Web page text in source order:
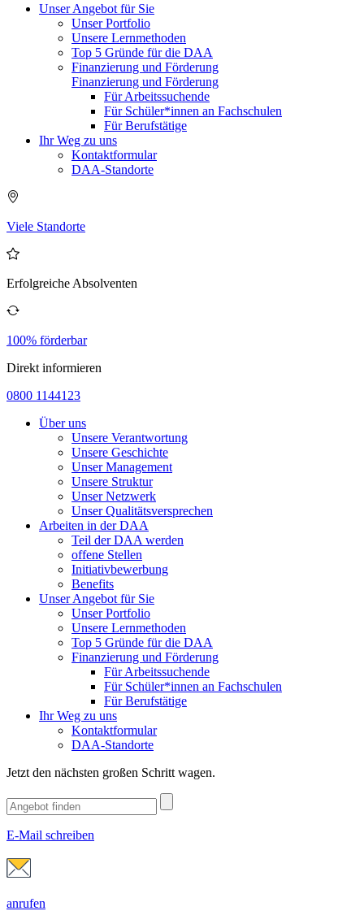
Unser Angebot für Sie
Unser Portfolio
Unsere Lernmethoden
Top 5 Gründe für die DAA
Finanzierung und Förderung
Finanzierung und Förderung
Für Arbeitssuchende
Für Schüler*innen an Fachschulen
Für Berufstätige
Ihr Weg zu uns
Kontaktformular
DAA-Standorte
Viele Standorte
Erfolgreiche Absolventen
100% förderbar
Direkt informieren
0800 1144123
Über uns
Unsere Verantwortung
Unsere Geschichte
Unser Management
Unsere Struktur
Unser Netzwerk
Unser Qualitätsversprechen
Arbeiten in der DAA
Teil der DAA werden
offene Stellen
Initiativbewerbung
Benefits
Unser Angebot für Sie
Unser Portfolio
Unsere Lernmethoden
Top 5 Gründe für die DAA
Finanzierung und Förderung
Für Arbeitssuchende
Für Schüler*innen an Fachschulen
Für Berufstätige
Ihr Weg zu uns
Kontaktformular
DAA-Standorte
Jetzt den nächsten großen Schritt wagen.
E-Mail schreiben
anrufen